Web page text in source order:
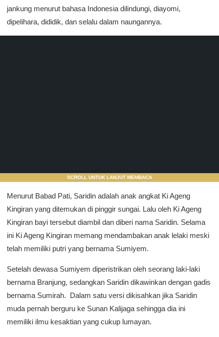
jankung menurut bahasa Indonesia dilindungi, diayomi,
dipelihara, dididik, dan selalu dalam naungannya.
SCROLL UNTUK LANJUT MEMBACA
Menurut Babad Pati, Saridin adalah anak angkat Ki Ageng
Kingiran yang ditemukan di pinggir sungai. Lalu oleh Ki Ageng
Kingiran bayi tersebut diambil dan diberi nama Saridin. Selama
ini Ki Ageng Kingiran memang mendambakan anak lelaki meski
telah memiliki putri yang bernama Sumiyem.
Setelah dewasa Sumiyem diperistrikan oleh seorang laki-laki
bernama Branjung, sedangkan Saridin dikawinkan dengan gadis
bernama Sumirah. Dalam satu versi dikisahkan jika Saridin
muda pernah berguru ke Sunan Kalijaga sehingga dia ini
memiliki ilmu kesaktian yang cukup lumayan.